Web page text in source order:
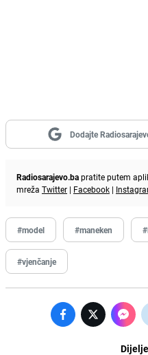
Dodajte
Radiosarajevo.bapratite putem
mreža Twitter | Facebook |
#model #maneken
#vjenčanje